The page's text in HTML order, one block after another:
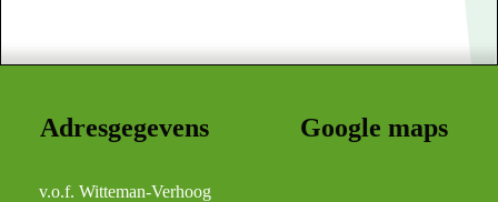
Adresgegevens
v.o.f. Witteman-Verhoog
Google maps